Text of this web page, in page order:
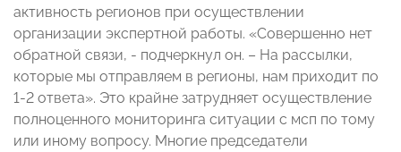
активность регионов при осуществлении
организации экспертной работы. «Совершенно нет
обратной связи, - подчеркнул он. – На рассылки,
которые мы отправляем в регионы, нам приходит по
1-2 ответа». Это крайне затрудняет осуществление
полноценного мониторинга ситуации с мсп по тому
или иному вопросу. Многие председатели